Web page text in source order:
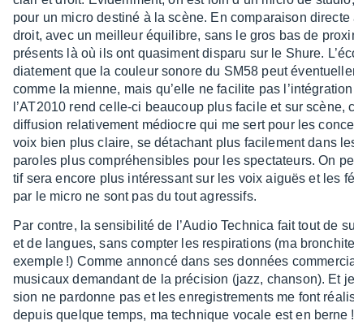
pour un micro destiné à la scène. En compa­rai­son
droit, avec un meilleur équi­libre, sans le gros bas de
présents là où ils ont quasi­ment disparu sur le Shure.
dia­te­ment que la couleur sonore du SM58 peut
comme la mienne, mais qu’elle ne faci­lite pas
l’AT2010 rend celle-ci beau­coup plus facile et sur scène,
diffu­sion rela­ti­ve­ment médiocre qui me sert pour les
voix bien plus claire, se déta­chant plus faci­le­ment dans
paroles plus compré­hen­sibles pour les spec­ta­teurs. On
tif sera encore plus inté­res­sant sur les voix aiguës et les
par le micro ne sont pas du tout agres­sifs.
Par contre, la sensi­bi­lité de l’Au­dio Tech­nica fait tout de
et de langues, sans comp­ter les respi­ra­tions (ma
exemple !) Comme annoncé dans ses données
musi­caux deman­dant de la préci­sion (jazz, chan­son). Et
sion ne pardonne pas et les enre­gis­tre­ments me font
depuis quelque temps, ma tech­nique vocale est en berne